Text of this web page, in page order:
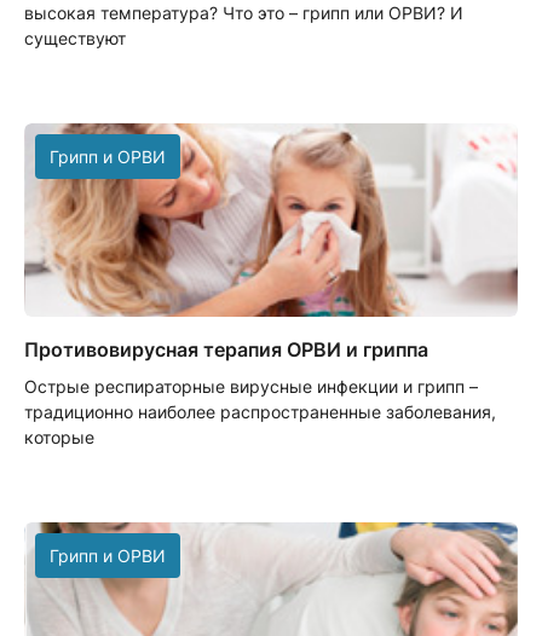
высокая температура? Что это – грипп или ОРВИ? И
существуют
Грипп и ОРВИ
Противовирусная терапия ОРВИ и гриппа
Острые респираторные вирусные инфекции и грипп –
традиционно наиболее распространенные заболевания,
которые
Грипп и ОРВИ